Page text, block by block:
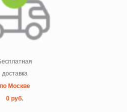
доставка
по Москве
0 руб.